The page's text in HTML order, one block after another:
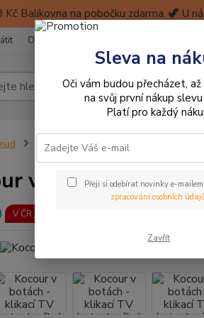
Kč Balíkovna na pobočku zdarma. 🦖 U
Obchodní podmínky
NOVINKY Kocour v botách - klikací
v botách -
V ČR jen u nás!
Sleva na
Oči vám budou přecházet,
na svůj první nákup
Platí pro každý
Přeji si odebírat novinky e-
zpracování osobních
Zavřít